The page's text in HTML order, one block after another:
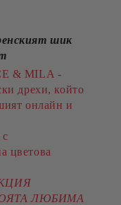
шик
& MILA -
дрехи, който
онлайн и
с
цветова
ЛЮБИМА